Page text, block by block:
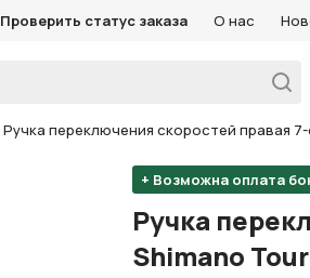
Проверить статус заказа О нас
Ручка переключения скоростей правая
+ Возможна оплата
Ручка
Shimano